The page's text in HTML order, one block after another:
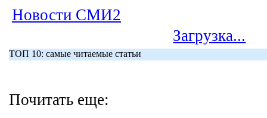
Новости СМИ2
Загрузка...
ТОП 10: самые читаемые статьи
Почитать еще: